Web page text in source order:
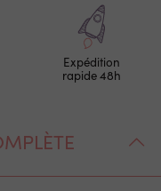
Expédition
rapide 48h